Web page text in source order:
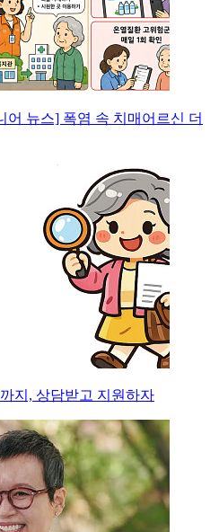
어 뉴스] 폭염 속 치매어르신 더
지, 상담받고 지원하자